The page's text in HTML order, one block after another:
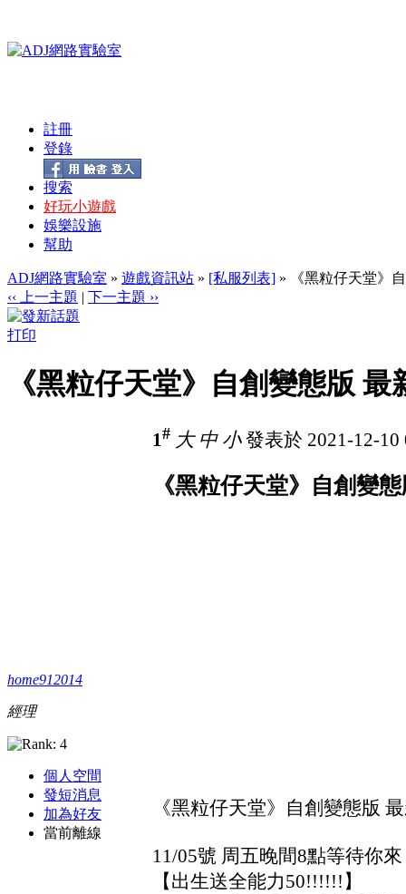
註冊
登錄
搜索
好玩小遊戲
娛樂設施
幫助
ADJ網路實驗室 » 遊戲資訊站 » [私服列表] » 《黑粒仔天堂》
‹‹ 上一主題 | 下一主題 ››
打印
《黑粒仔天堂》自創變態版
home912014
經理
個人空間
發短消息
加為好友
當前離線
1# 大 中 小發表於 2021-12-
《黑粒仔天堂》自創變
《黑粒仔天堂》自創變態版
11/05號 周五晚間8點等待你來
【出生送全能力50!!!!!!】